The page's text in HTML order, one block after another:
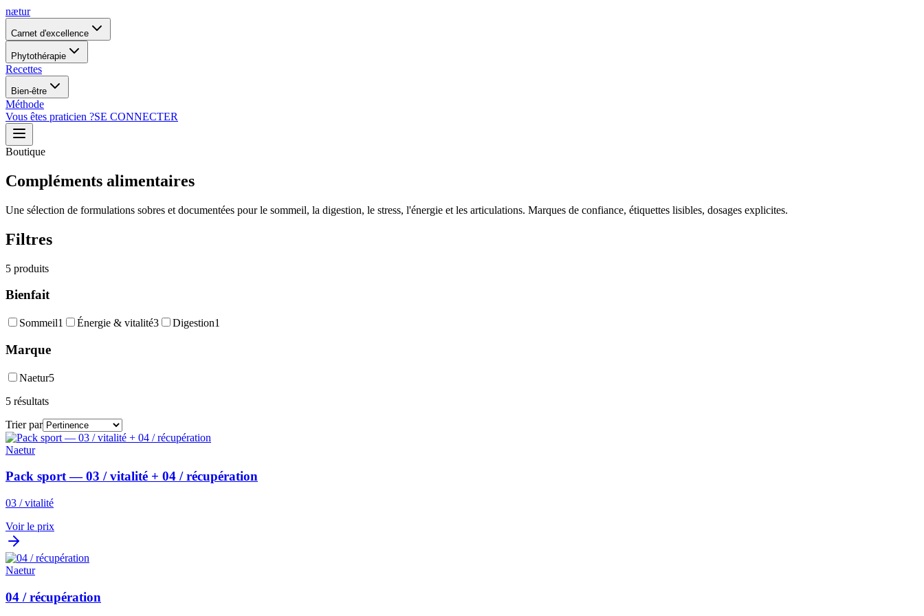
nætur
Carnet d'excellence
Phytothérapie
Recettes
Bien-être
Méthode
Vous êtes praticien ?SE CONNECTER
Boutique
Compléments alimentaires
Une sélection de formulations sobres et documentées pour le sommeil, la digestion, le stress, l'énergie et les articulations. Marques de confiance, étiquettes lisibles, dosages explicites.
Filtres
5 produits
Bienfait
Sommeil1 Énergie & vitalité3 Digestion1
Marque
Naetur5
5 résultats
Trier par
Naetur
Pack sport — 03 / vitalité + 04 / récupération
03 / vitalité
Voir le prix
Naetur
04 / récupération